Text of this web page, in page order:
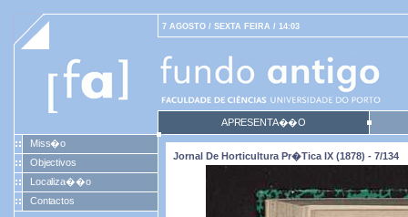
7 AGOSTO / SEXTA FEIRA / 14:03
APRESENTA��O
Miss�o
Objectivos
Localiza��o
Contactos
Jornal De Horticultura Pr�tica IX (1878) - 7/134